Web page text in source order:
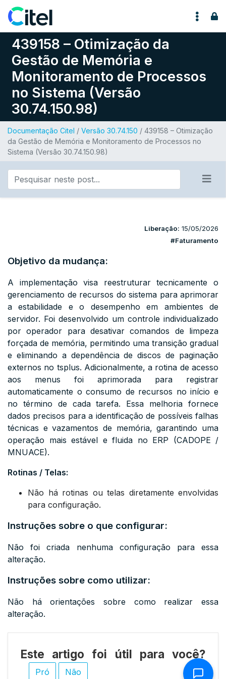
Pular para o conteúdo
439158 – Otimização da
Gestão de Memória e
Monitoramento de Processos
no Sistema (Versão
30.74.150.98)
Documentação Citel / Versão 30.74.150 / 439158 – Otimização
da Gestão de Memória e Monitoramento de Processos no
Sistema (Versão 30.74.150.98)
Liberação: 15/05/2026
#Faturamento
Objetivo da mudança:
A implementação visa reestruturar tecnicamente o
gerenciamento de recursos do sistema para aprimorar
a estabilidade e o desempenho em ambientes de
servidor. Foi desenvolvido um controle individualizado
por operador para desativar comandos de limpeza
forçada de memória, permitindo uma transição gradual
e eliminando a dependência de discos de paginação
externos no tsplus. Adicionalmente, a rotina de acesso
aos menus foi aprimorada para registrar
automaticamente o consumo de recursos no início e
no término de cada tarefa. Essa melhoria fornece
dados precisos para a identificação de possíveis falhas
técnicas e vazamentos de memória, garantindo uma
operação mais estável e fluida no ERP (CADOPE /
MNUACE).
Rotinas / Telas:
Não há rotinas ou telas diretamente envolvidas
para configuração.
Instruções sobre o que configurar:
Não foi criada nenhuma configuração para essa
alteração.
Instruções sobre como utilizar:
Não há orientações sobre como realizar essa
alteração.
Este artigo foi útil para você?
Pró Não